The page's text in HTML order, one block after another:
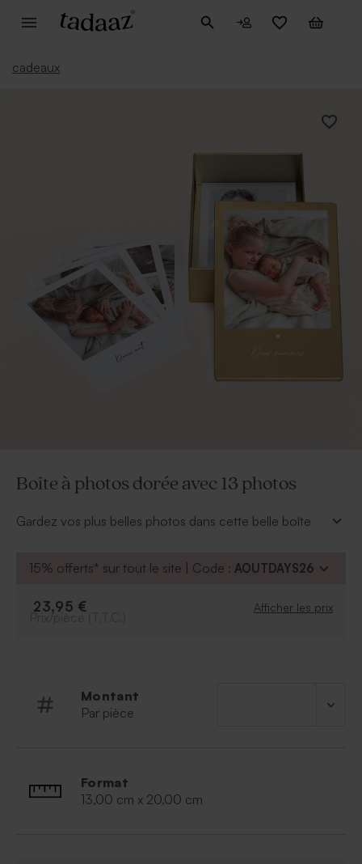
cadeaux
Boîte à photos dorée avec 13 photos
Gardez vos plus belles photos dans cette belle boîte
jusqu'à 13 photos mesurant 17x11cm.
15% offerts* sur tout le site | Code : AOUTDAYS26
23,95 € Afficher les prix
Montant
Par pièce
Format
13,00 cm x 20,00 cm